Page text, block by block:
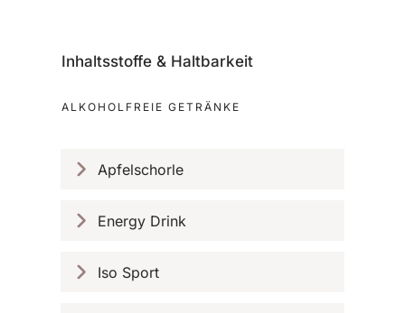
Inhaltsstoffe & Haltbarkeit
ALKOHOLFREIE GETRÄNKE
Apfelschorle
Energy Drink
Iso Sport